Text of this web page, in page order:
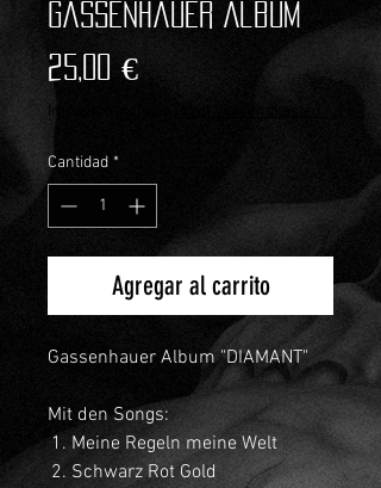
Gassenhauer Album
25,00 €Precio
Cantidad *
Agregar al carrito
Gassenhauer Album "DIAMANT"
Mit den Songs:
Meine Regeln meine Welt
Schwarz Rot Gold